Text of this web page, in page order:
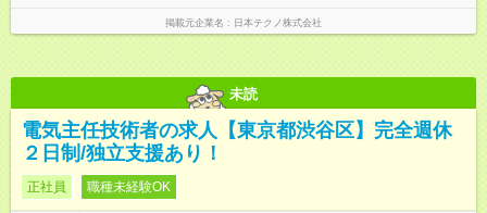
掲載元企業名 日本テクノ株式会社
未読
電気主任技術者の求人【東京都渋谷区】完全週休
２日制/独立支援あり！
正社員 職種未経験OK